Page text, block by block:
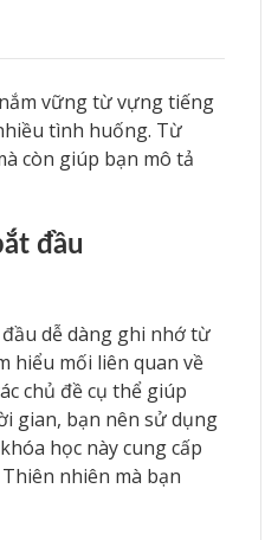
vững từ vựng tiếng
tình huống. Từ
còn giúp bạn mô tả
đầu
dễ dàng ghi nhớ từ
hiểu mối liên quan về
chủ đề cụ thể giúp
gian, bạn nên sử dụng
học này cung cấp
nhiên mà bạn